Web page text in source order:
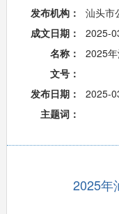
发布机构：
汕头市
成文日期：
2025-
名称：
2025
文号：
发布日期：
2025-
主题词：
2025年